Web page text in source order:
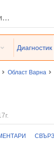
Диагностик
Област Варна